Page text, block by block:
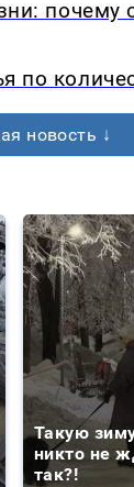
новость ↓
Такую
никто не
так?!